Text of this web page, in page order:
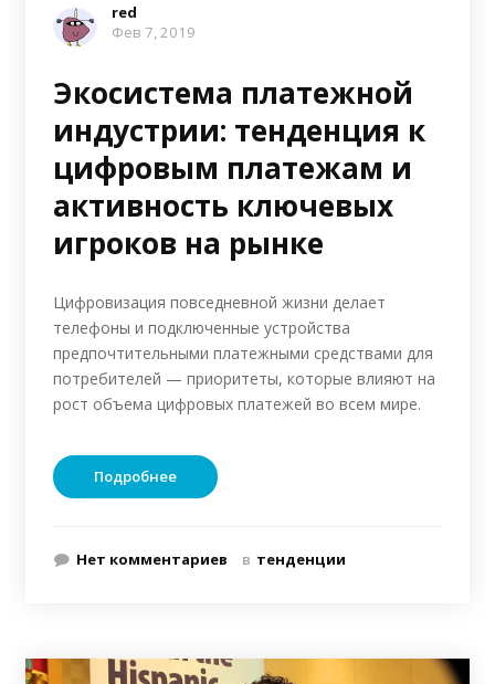
red
Фев 7, 2019
Экосистема платежной
индустрии: тенденция к
цифровым платежам и
активность ключевых
игроков на рынке
Цифровизация повседневной жизни делает
телефоны и подключенные устройства
предпочтительными платежными средствами для
потребителей — приоритеты, которые влияют на
рост объема цифровых платежей во всем мире.
Подробнее
Нет комментариев в тенденции